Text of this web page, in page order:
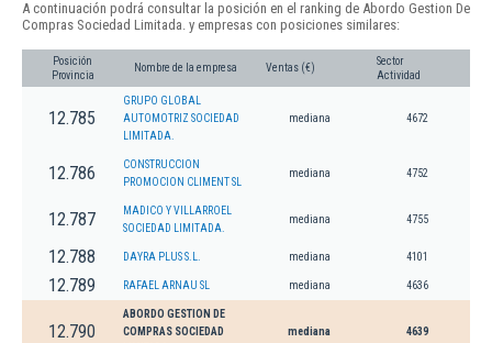
A continuación podrá consultar la posición en el ranking de Abordo Gestion De
Compras Sociedad Limitada. y empresas con posiciones similares:
Posición
Provincia
Nombre de la empresa Ventas (€)
Sector
Actividad
12.785
GRUPO GLOBAL
AUTOMOTRIZ SOCIEDAD
LIMITADA.
mediana 4672
12.786
CONSTRUCCION
PROMOCION CLIMENT SL
mediana 4752
12.787
MADICO Y VILLARROEL
SOCIEDAD LIMITADA.
mediana 4755
12.788 DAYRA PLUS S.L. mediana 4101
12.789 RAFAEL ARNAU SL mediana 4636
12.790
ABORDO GESTION DE
COMPRAS SOCIEDAD
mediana 4639